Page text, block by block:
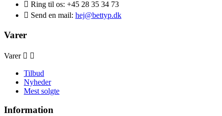
 Ring til os: +45 28 35 34 73
 Send en mail: hej@bettyp.dk
Varer
Varer  
Tilbud
Nyheder
Mest solgte
Information